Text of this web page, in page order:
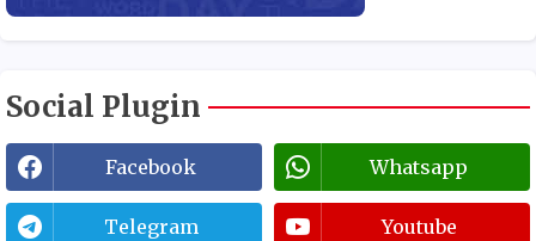
Social Plugin
Facebook Whatsapp
Telegram Youtube